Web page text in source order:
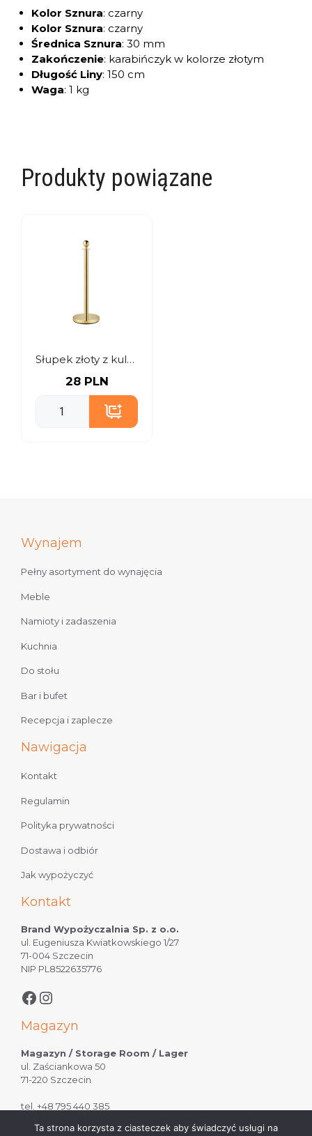
Kolor Sznura: czarny
Kolor Sznura: czarny
Średnica Sznura: 30 mm
Zakończenie: karabińczyk w kolorze złotym
Długość Liny: 150 cm
Waga: 1 kg
Produkty powiązane
Słupek złoty z kulą do łączenia ze sznurem
28 PLN
Wynajem
Pełny asortyment do wynajęcia
Meble
Namioty i zadaszenia
Kuchnia
Do stołu
Bar i bufet
Recepcja i zaplecze
Nawigacja
Kontakt
Regulamin
Polityka prywatności
Dostawa i odbiór
Jak wypożyczyć
Kontakt
Brand Wypożyczalnia Sp. z o.o.
ul. Eugeniusza Kwiatkowskiego 1/27
71-004 Szczecin
NIP PL8522635776
Magazyn
Magazyn / Storage Room / Lager
ul. Zaściankowa 50
71-220 Szczecin
tel. +48 795 440 385
Ta strona korzysta z ciasteczek aby świadczyć usługi na